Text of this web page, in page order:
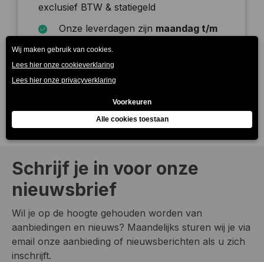
exclusief BTW & statiegeld
Onze leverdagen zijn maandag t/m
Schrijf je in voor onze
nieuwsbrief
Wil je op de hoogte gehouden worden van
aanbiedingen en nieuws? Maandelijks sturen wij je via
email onze aanbieding of nieuwsberichten als u zich
inschrijft.